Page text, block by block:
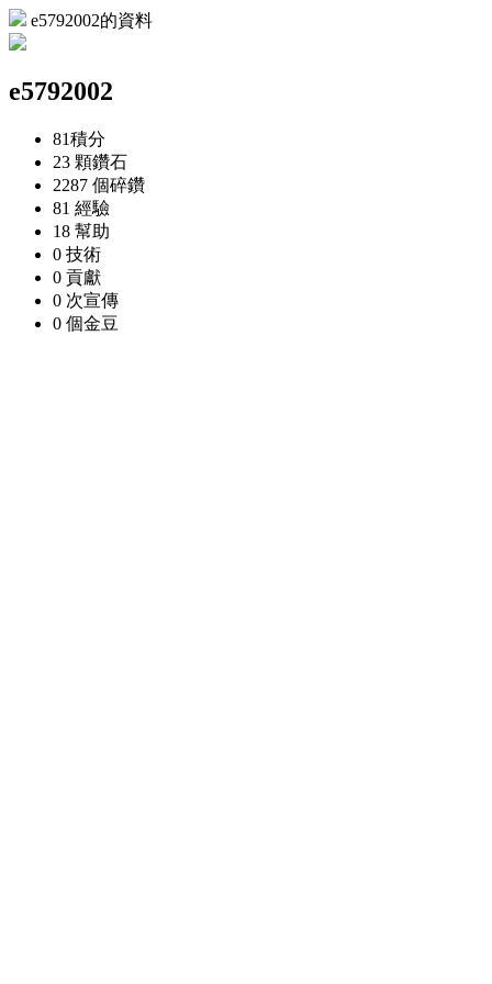
e5792002的資料
e5792002
81積分
23 顆鑽石
2287 個碎鑽
81 經驗
18 幫助
0 技術
0 貢獻
0 次宣傳
0 個金豆